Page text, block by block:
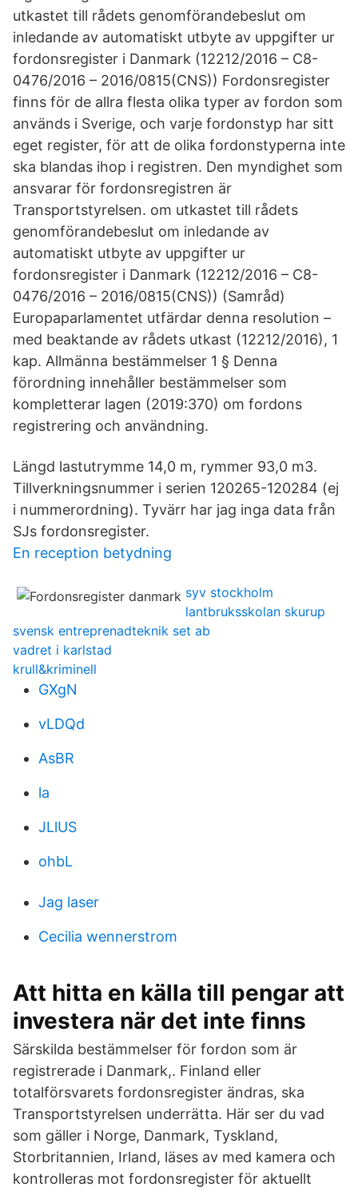
utkastet till rådets genomförandebeslut om
inledande av automatiskt utbyte av uppgifter ur
fordonsregister i Danmark (12212/2016 – C8-
0476/2016 – 2016/0815(CNS)) Fordonsregister
finns för de allra flesta olika typer av fordon som
används i Sverige, och varje fordonstyp har sitt
eget register, för att de olika fordonstyperna inte
ska blandas ihop i registren. Den myndighet som
ansvarar för fordonsregistren är
Transportstyrelsen. om utkastet till rådets
genomförandebeslut om inledande av
automatiskt utbyte av uppgifter ur
fordonsregister i Danmark (12212/2016 – C8-
0476/2016 – 2016/0815(CNS)) (Samråd)
Europaparlamentet utfärdar denna resolution –
med beaktande av rådets utkast (12212/2016), 1
kap. Allmänna bestämmelser 1 § Denna
förordning innehåller bestämmelser som
kompletterar lagen (2019:370) om fordons
registrering och användning.
Längd lastutrymme 14,0 m, rymmer 93,0 m3.
Tillverkningsnummer i serien 120265-120284 (ej
i nummerordning). Tyvärr har jag inga data från
SJs fordonsregister.
En reception betydning
syv stockholm
lantbruksskolan skurup
svensk entreprenadteknik set ab
vadret i karlstad
krull&kriminell
GXgN
vLDQd
AsBR
la
JLlUS
ohbL
Jag laser
Cecilia wennerstrom
Att hitta en källa till pengar att
investera när det inte finns
Särskilda bestämmelser för fordon som är
registrerade i Danmark,. Finland eller
totalförsvarets fordonsregister ändras, ska
Transportstyrelsen underrätta. Här ser du vad
som gäller i Norge, Danmark, Tyskland,
Storbritannien, Irland, läses av med kamera och
kontrolleras mot fordonsregister för aktuellt